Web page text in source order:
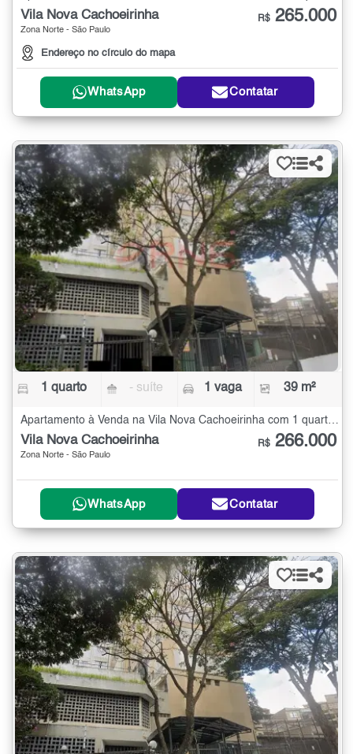
Vila Nova Cachoeirinha
Zona Norte - São Paulo
Endereço no círculo do mapa
R$ 265.000
WhatsApp Contatar
1 quarto - suíte 1 vaga 39 m²
Apartamento à Venda na Vila Nova Cachoeirinha com 1 quarto - 39 m²
Vila Nova Cachoeirinha
Zona Norte - São Paulo
R$ 266.000
WhatsApp Contatar